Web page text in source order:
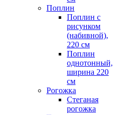
Поплин
Поплин с
рисунком
(набивной),
220 см
Поплин
однотонный,
ширина 220
см
Рогожка
Стеганая
рогожка